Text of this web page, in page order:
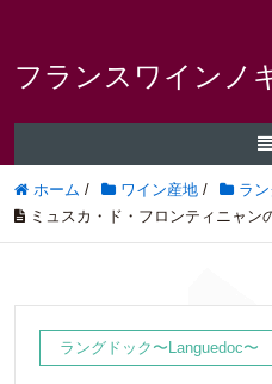
フランスワインノ
ホーム / ワイン産地 / ラ
ミュスカ・ド・フロンティニャン
ラングドック〜Languedoc〜